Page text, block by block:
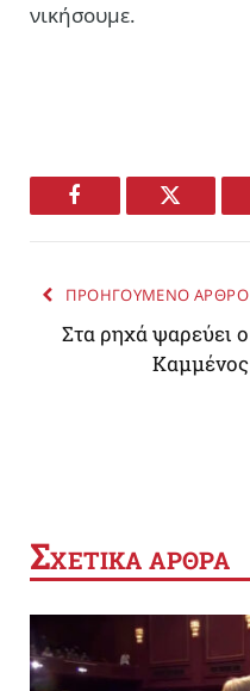
νικήσουμε.
Facebook Twitter
ΠΡΟΗΓΟΥΜΕΝΟ ΑΡΘΡΟ
Στα ρηχά ψαρεύει ο
Καμμένος
ΣΧΕΤΙΚΑ ΑΡΘΡΑ